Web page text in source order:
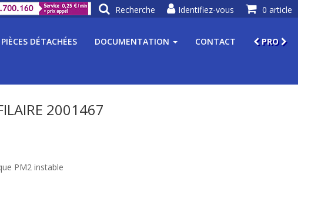
PIÈCES DÉTACHÉES DOCUMENTATION CONTACT PRO
2001467
PM2 instable
0 article
Identifiez-vous
Recherche